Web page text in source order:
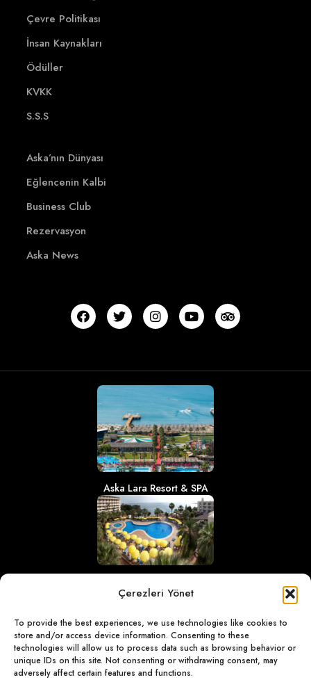
Çerezleri Yönet
To provide the best experiences, we use technologies like cookies to
store and/or access device information. Consenting to these
technologies will allow us to process data such as browsing behavior or
unique IDs on this site. Not consenting or withdrawing consent, may
adversely affect certain features and functions.
Çevre Politikası
İnsan Kaynakları
Ödüller
KVKK
S.S.S
Aska’nın Dünyası
Eğlencenin Kalbi
Business Club
Rezervasyon
Aska News
Aska Lara Resort & SPA